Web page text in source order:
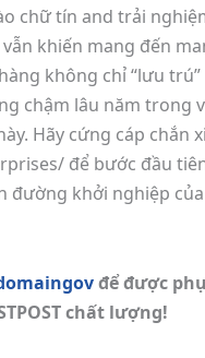
chữ tín and trải
khiến mang đến
không chỉ “lưu
chậm lâu năm trong
Hãy cứng cáp chắn
để bước đầu
đường khởi nghiệp
để được
chất lượng!